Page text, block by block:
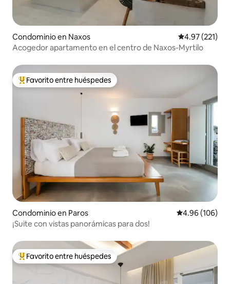
Condominio en Naxos Calificación
4.97 (221)
Acogedor apartamento en el centro de Naxos-Myrtilo
De los mejores en Favorito entre huéspedes
Favorito entre huéspedes
Condominio en Paros Calificación
4.96 (106)
¡Suite con vistas panorámicas para dos!
De los mejores en Favorito entre huéspedes
Favorito entre huéspedes